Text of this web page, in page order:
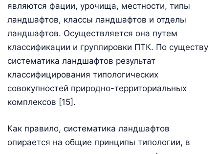
являются фации, урочища, местности, типы
ландшафтов, классы ландшафтов и отделы
ландшафтов. Осуществляется она путем
классификации и группировки ПТК. По существу
систематика ландшафтов результат
классифицирования типологических
совокупностей природно-территориальных
комплексов [15].
Как правило, систематика ландшафтов
опирается на общие принципы типологии, в